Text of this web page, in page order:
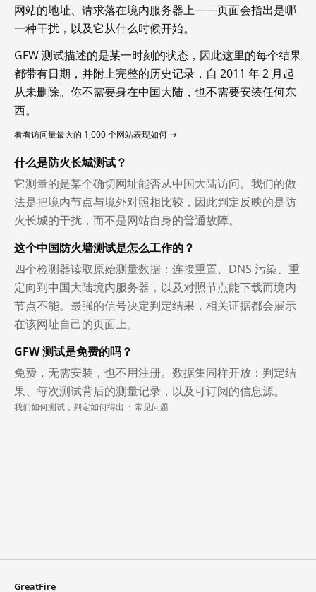
网站的地址、请求落在境内服务器上——页面会指出是哪
一种干扰，以及它从什么时候开始。
GFW 测试描述的是某一时刻的状态，因此这里的每个结果
都带有日期，并附上完整的历史记录，自 2011 年 2 月起
从未删除。你不需要身在中国大陆，也不需要安装任何东
西。
看看访问量最大的 1,000 个网站表现如何 →
什么是防火长城测试？
它测量的是某个确切网址能否从中国大陆访问。我们的做
法是把境内节点与境外对照相比较，因此判定反映的是防
火长城的干扰，而不是网站自身的普通故障。
这个中国防火墙测试是怎么工作的？
四个检测器读取原始测量数据：连接重置、DNS 污染、重
定向到中国大陆境内服务器，以及对照节点能下载而境内
节点不能。最强的信号决定判定结果，相关证据都会展示
在该网址自己的页面上。
GFW 测试是免费的吗？
免费，无需安装，也不用注册。数据集同样开放：判定结
果、每次测试背后的测量记录，以及可订阅的信息源。
我们如何测试，判定如何得出 · 常见问题
GreatFire